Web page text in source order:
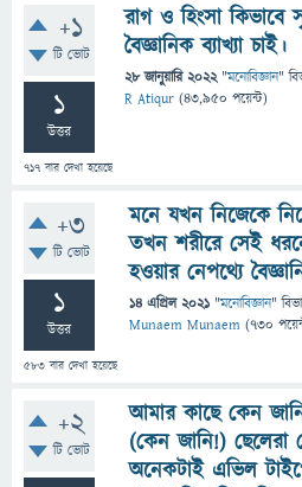
+1
টি ভোট
1
উত্তর
717 বার দেখা হয়েছে
রাগ ও হিংসা কিভাবে
বৈজ্ঞানিক ব্যাখ্যা চাই।
28 জানুয়ারি 2022 "মনোবিজ্ঞান"
R Atiqur (43,950 পয়েন্ট)
+3
টি ভোট
1
উত্তর
583 বার দেখা হয়েছে
মনে যখন নিজেকে
তখন শরীরে সেই
হওয়ার নেপথ্যে
14 এপ্রিল 2021 "মনোবিজ্ঞান"
Munaem Munaem (730
+2
টি ভোট
আমার কাছে কেন
(কেন জানি!) ছেলেরা
অনেকটাই এভিল